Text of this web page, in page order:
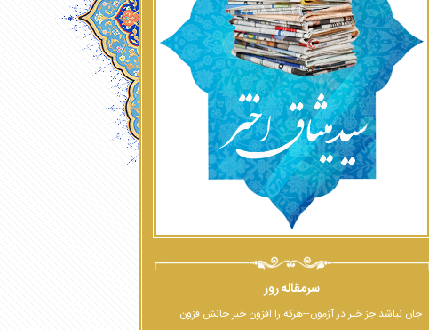
سرمقاله روز
جان نباشد جز خبر در آزمون--هرکه را افزون خبر جانش فزون